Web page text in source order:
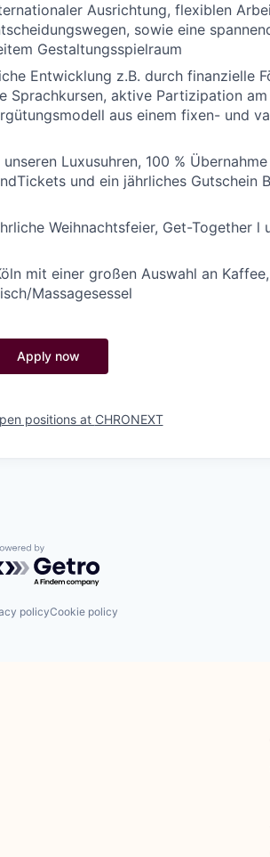
Ausrichtung, flexiblen
sowie eine
Gestaltungsspielraum
Entwicklung z.B. durch finanzielle
Sprachkursen, aktive Partizipation
aus einem fixen- und
Luxusuhren, 100 %
und ein jährliches Gutschein
Weihnachtsfeier, Get-Together l
mit einer großen Auswahl an
Massagesessel
Apply now
positions at CHRONEXT
by Getro.com
policyCookie policy